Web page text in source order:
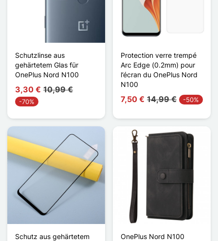
Schutzlinse aus
gehärtetem Glas für
OnePlus Nord N100
3,30 € 10,99 €
-70%
Protection verre trempé
Arc Edge (0.2mm) pour
l’écran du OnePlus Nord
N100
7,50 € 14,99 € -50%
Schutz aus gehärtetem
OnePlus Nord N100